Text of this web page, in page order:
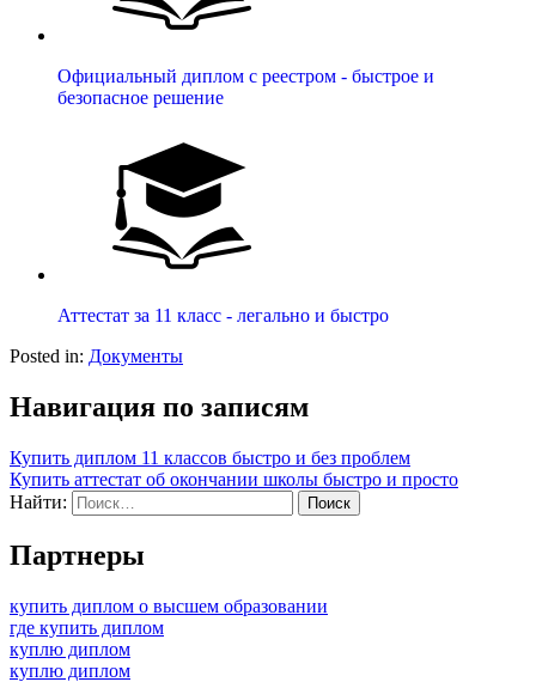
Официальный диплом с реестром - быстрое и
безопасное решение
Аттестат за 11 класс - легально и быстро
Posted in: Документы
Навигация по записям
Купить диплом 11 классов быстро и без проблем
Купить аттестат об окончании школы быстро и просто
Найти:
Партнеры
купить диплом о высшем образовании
где купить диплом
куплю диплом
куплю диплом